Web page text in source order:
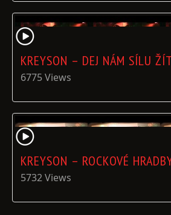
KREYSON – DEJ NÁM SÍLU
6775 Views
KREYSON – ROCKOVÉ
5732 Views